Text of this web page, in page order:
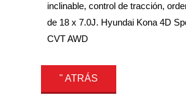
inclinable, control de tracción,
de 18 x 7.0J. Hyundai Kona 4D
CVT AWD
" ATRÁS